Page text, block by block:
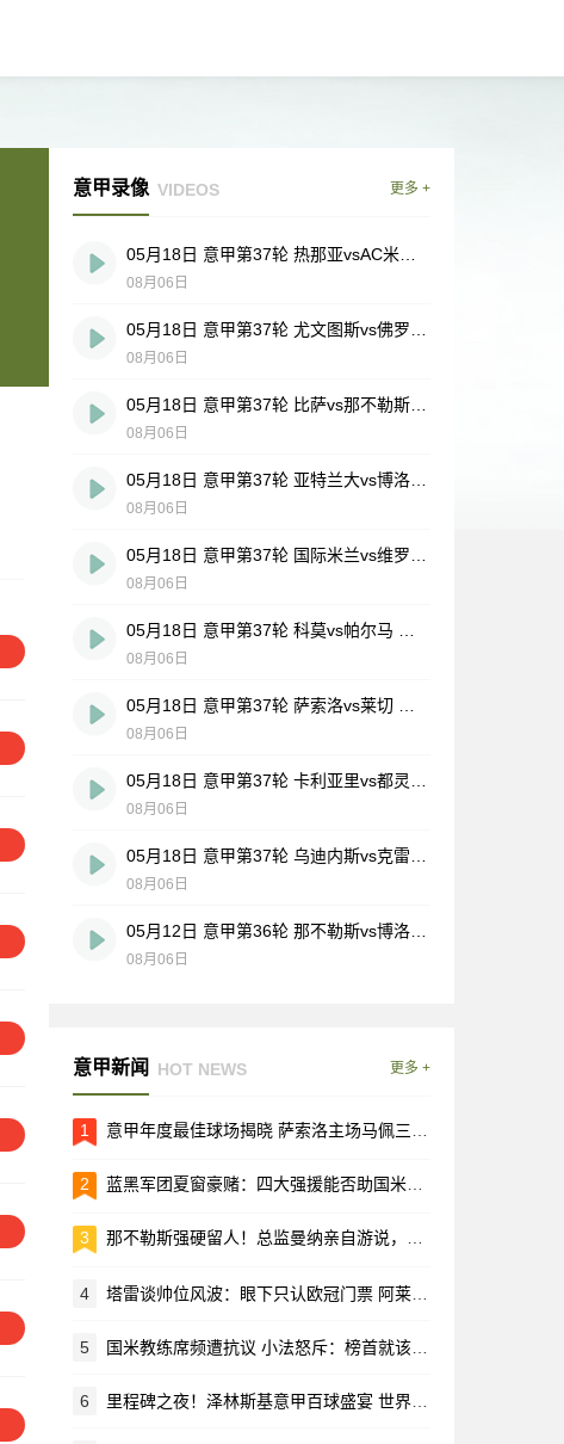
意甲录像 VIDEOS 更多 +
08月06日
08月06日
08月06日
08月06日
08月06日
08月06日
08月06日
08月06日
08月06日
08月06日
意甲新闻 HOT NEWS 更多 +
1 意甲年度最佳球场揭晓 萨索洛主场马佩三色城荣耀加冕
2 蓝黑军团夏窗豪赌：四大强援能否助国米重返欧洲之巅？
3 那不勒斯强硬留人！总监曼纳亲自游说，马林放弃黄潜回归母队
4 塔雷谈帅位风波：眼下只认欧冠门票 阿莱格里仍是长期计划核心
5 国米教练席频遭抗议 小法怒斥：榜首就该有榜首的样
6 里程碑之夜！泽林斯基意甲百球盛宴 世界波助攻恰20闪耀梅阿查